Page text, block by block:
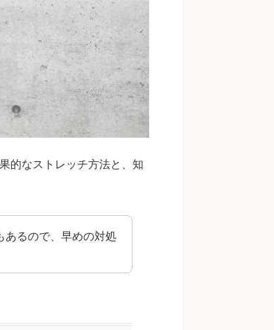
的なストレッチ方法と、知
あるので、早めの対処